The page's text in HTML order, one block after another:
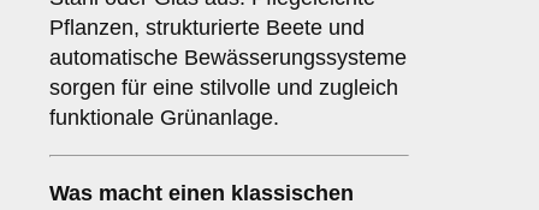
Pflanzen, strukturierte Beete und
automatische Bewässerungssysteme
sorgen für eine stilvolle und zugleich
funktionale Grünanlage.
Was macht einen klassischen